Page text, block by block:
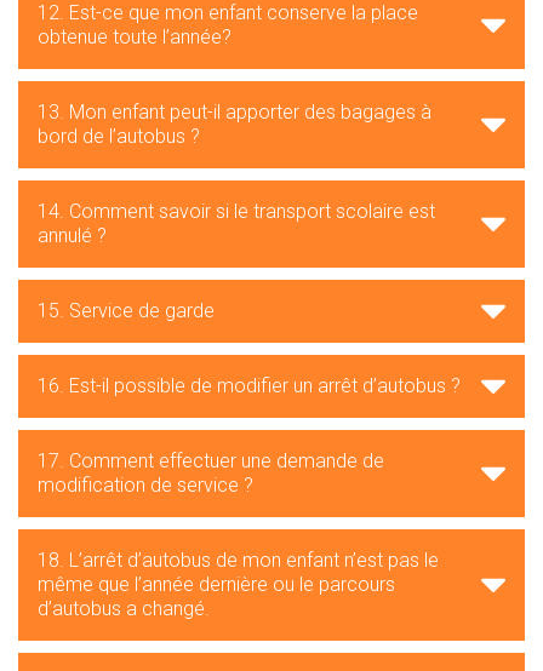
12. Est-ce que mon enfant conserve la place
obtenue toute l’année?
13. Mon enfant peut-il apporter des bagages à
bord de l’autobus ?
14. Comment savoir si le transport scolaire est
annulé ?
15. Service de garde
16. Est-il possible de modifier un arrêt d’autobus ?
17. Comment effectuer une demande de
modification de service ?
18. L’arrêt d’autobus de mon enfant n’est pas le
même que l’année dernière ou le parcours
d’autobus a changé.